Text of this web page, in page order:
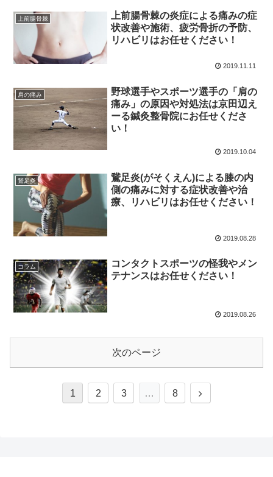
上前腸骨棘
上前腸骨棘の炎症による痛みの症
状改善や施術、疲労骨折の予防、
リハビリはお任せください！
2019.11.11
肩の痛み
野球選手やスポーツ選手の「肩の
痛み」の原因や対処法は京田辺え
ーる鍼灸整骨院にお任せくださ
い！
2019.10.04
鵞足炎
鵞足炎(がそくえん)による膝の内
側の痛みに対する症状改善や治
療、リハビリはお任せください！
2019.08.28
コラム
コンタクトスポーツの怪我やメン
テナンスはお任せください！
2019.08.26
次のページ
1 2 3 … 8
次